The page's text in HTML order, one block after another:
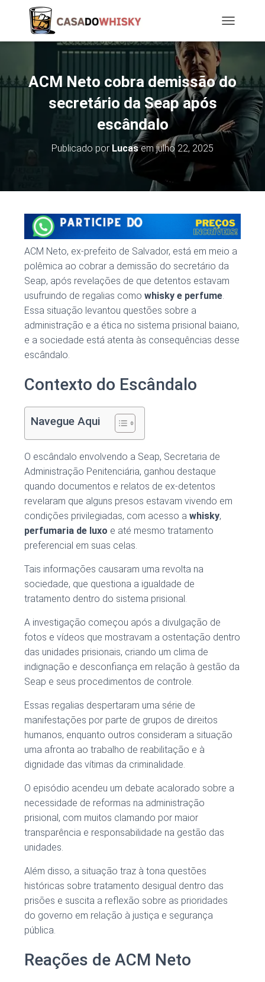
O
E
A
V
I
ACM Neto cobra demissão do
secretário da Seap após
escândalo
Publicado por Lucasemjulho 22, 2025
ACM Neto, ex-prefeito de Salvador, está em meio a
polêmica ao cobrar a demissão do secretário da
Seap, após revelações de que detentos estavam
usufruindo de regalias como whisky e perfume.
Essa situação levantou questões sobre a
administração e a ética no sistema prisional baiano,
e a sociedade está atenta às consequências desse
escândalo.
Contexto do Escândalo
Navegue Aqui
O escândalo envolvendo a Seap, Secretaria de
Administração Penitenciária, ganhou destaque
quando documentos e relatos de ex-detentos
revelaram que alguns presos estavam vivendo em
condições privilegiadas, com acesso a whisky,
perfumaria de luxo e até mesmo tratamento
preferencial em suas celas.
Tais informações causaram uma revolta na
sociedade, que questiona a igualdade de
tratamento dentro do sistema prisional.
A investigação começou após a divulgação de
fotos e vídeos que mostravam a ostentação dentro
das unidades prisionais, criando um clima de
indignação e desconfiança em relação à gestão da
Seap e seus procedimentos de controle.
Essas regalias despertaram uma série de
manifestações por parte de grupos de direitos
humanos, enquanto outros consideram a situação
uma afronta ao trabalho de reabilitação e à
dignidade das vítimas da criminalidade.
O episódio acendeu um debate acalorado sobre a
necessidade de reformas na administração
prisional, com muitos clamando por maior
transparência e responsabilidade na gestão das
unidades.
Além disso, a situação traz à tona questões
históricas sobre tratamento desigual dentro das
prisões e suscita a reflexão sobre as prioridades
do governo em relação à justiça e segurança
pública.
Reações de ACM Neto